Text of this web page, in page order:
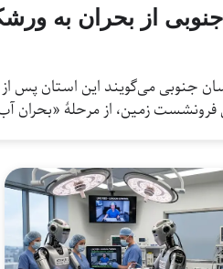
از بحران به
زمین، از مرحلهٔ «بحران